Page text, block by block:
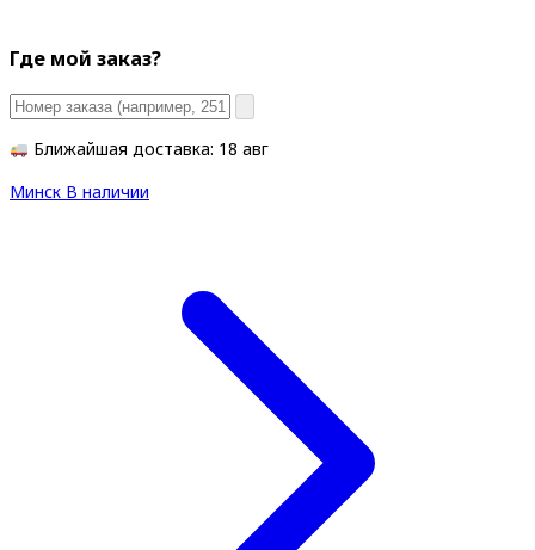
Где мой заказ?
Ближайшая доставка: 18 авг
Минск В наличии